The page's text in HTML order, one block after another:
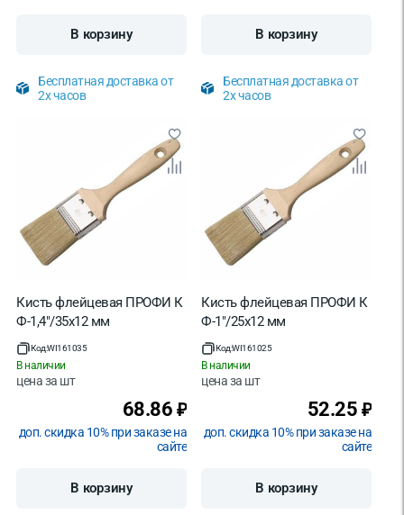
В корзину
Бесплатная доставка от
2х часов
В корзину
Бесплатная доставка от
2х часов
Кисть флейцевая ПРОФИ К
Ф-1,4"/35х12 мм
Код:WI161035
В наличии
цена за шт
68.86 ₽
доп. скидка 10% при заказе на
сайте
В корзину
Кисть флейцевая ПРОФИ К
Ф-1"/25х12 мм
Код:WI161025
В наличии
цена за шт
52.25 ₽
доп. скидка 10% при заказе на
сайте
В корзину